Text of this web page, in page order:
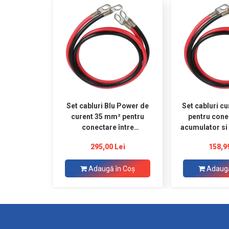
Set cabluri Blu Power de
curent 35 mm² pentru
conectare între
roșu şi 2 m negru, ocheti
Ø8
295,00 Lei
Adaugă în Coş
Set cabluri
pentru
acumulator si